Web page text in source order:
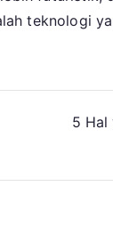
teknologi
5 Hal